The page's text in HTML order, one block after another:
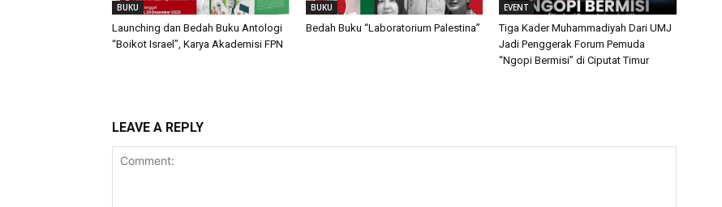
BUKU
Launching dan Bedah Buku Antologi
“Boikot Israel”, Karya Akademisi FPN
BUKU
Bedah Buku “Laboratorium Palestina”
EVENT
Tiga Kader Muhammadiyah Dari UMJ
Jadi Penggerak Forum Pemuda
“Ngopi Bermisi” di Ciputat Timur
LEAVE A REPLY